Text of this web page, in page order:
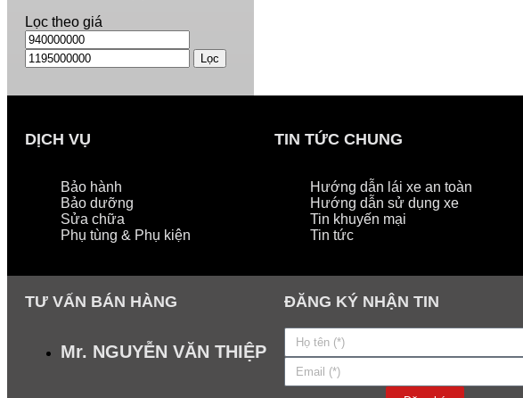
Lọc theo giá
Lọc
DỊCH VỤ
Bảo hành
Bảo dưỡng
Sửa chữa
Phụ tùng & Phụ kiện
TIN TỨC CHUNG
Hướng dẫn lái xe an toàn
Hướng dẫn sử dụng xe
Tin khuyến mại
Tin tức
TƯ VẤN BÁN HÀNG
Mr. NGUYỄN VĂN THIỆP
ĐĂNG KÝ NHẬN TIN